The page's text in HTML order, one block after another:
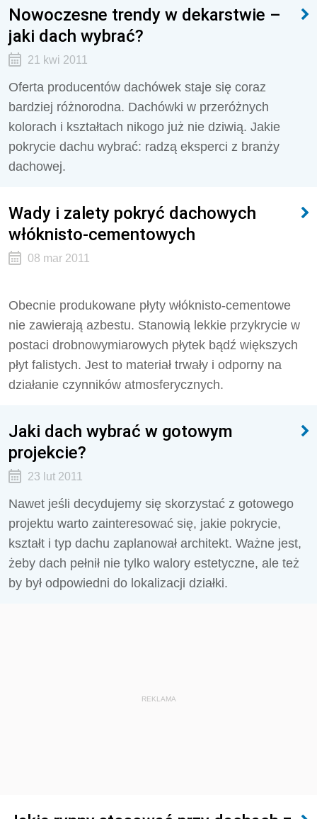
Nowoczesne trendy w dekarstwie –
jaki dach wybrać?
21 kwi 2011
Oferta producentów dachówek staje się coraz
bardziej różnorodna. Dachówki w przeróżnych
kolorach i kształtach nikogo już nie dziwią. Jakie
pokrycie dachu wybrać: radzą eksperci z branży
dachowej.
Wady i zalety pokryć dachowych
włóknisto-cementowych
08 mar 2011
Obecnie produkowane płyty włóknisto-cementowe
nie zawierają azbestu. Stanowią lekkie przykrycie w
postaci drobnowymiarowych płytek bądź większych
płyt falistych. Jest to materiał trwały i odporny na
działanie czynników atmosferycznych.
Jaki dach wybrać w gotowym
projekcie?
23 lut 2011
Nawet jeśli decydujemy się skorzystać z gotowego
projektu warto zainteresować się, jakie pokrycie,
kształt i typ dachu zaplanował architekt. Ważne jest,
żeby dach pełnił nie tylko walory estetyczne, ale też
by był odpowiedni do lokalizacji działki.
REKLAMA